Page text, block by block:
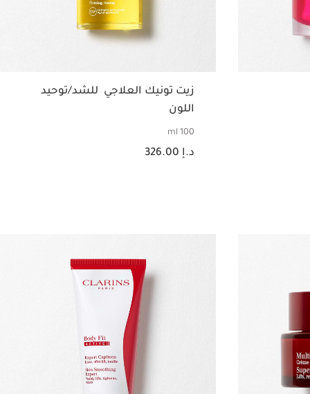
زيت تونيك العلاجي للشد/توحيد
اللون
100 ml
السعر الحالي هو د.إ 326.00
د.إ 326.00